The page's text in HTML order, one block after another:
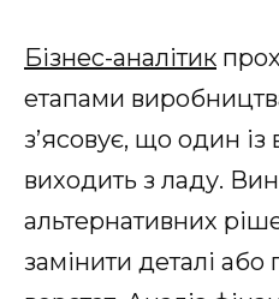
Бізнес-аналітик
етапами
з’ясовує, що один із
виходить з ладу.
альтернативних
замінити деталі